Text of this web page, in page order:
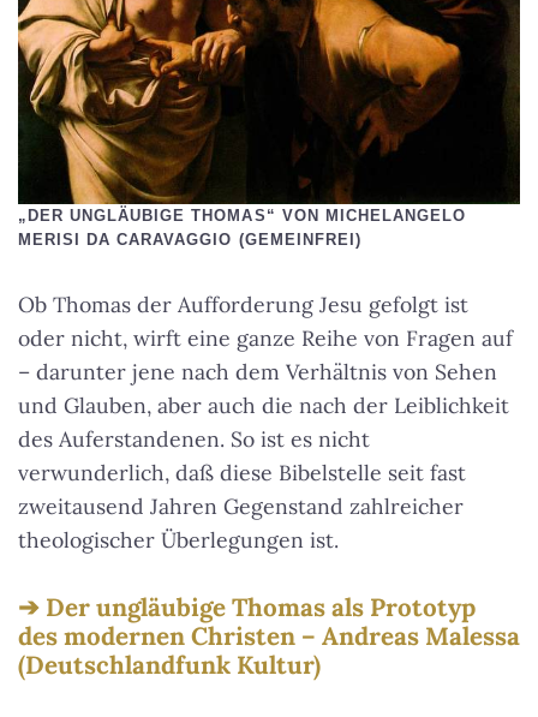
„DER UNGLÄUBIGE THOMAS“ VON MICHELANGELO
MERISI DA CARAVAGGIO (GEMEINFREI)
Ob Thomas der Aufforderung Jesu gefolgt ist
oder nicht, wirft eine ganze Reihe von Fragen auf
– darunter jene nach dem Verhältnis von Sehen
und Glauben, aber auch die nach der Leiblichkeit
des Auferstandenen. So ist es nicht
verwunderlich, daß diese Bibelstelle seit fast
zweitausend Jahren Gegenstand zahlreicher
theologischer Überlegungen ist.
Der ungläubige Thomas als Prototyp
des modernen Christen – Andreas Malessa
(Deutschlandfunk Kultur)